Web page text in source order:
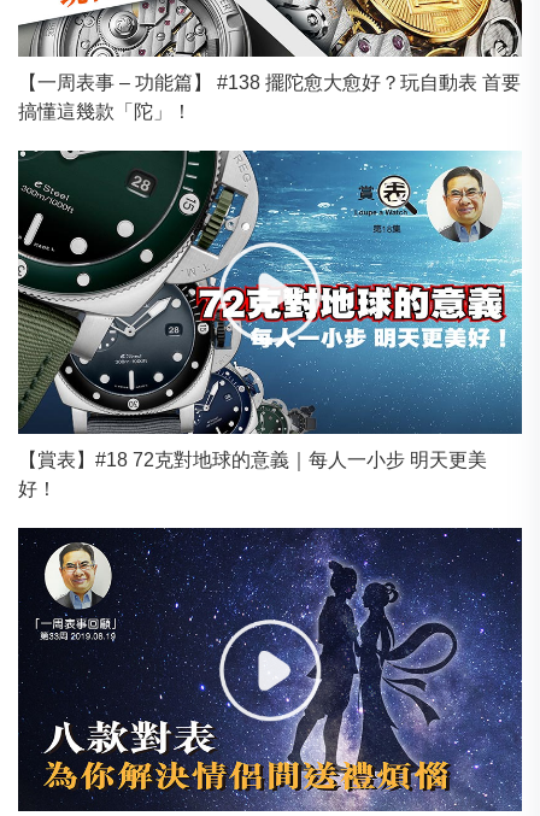
【一周表事 – 功能篇】 #138 擺陀愈大愈好？玩自動表 首要
搞懂這幾款「陀」！
【賞表】#18 72克對地球的意義｜每人一小步 明天更美
好！